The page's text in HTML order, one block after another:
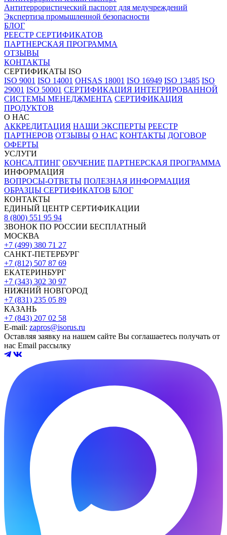
Антитеррористический паспорт для медучреждений
Экспертиза промышленной безопасности
БЛОГ
РЕЕСТР СЕРТИФИКАТОВ
ПАРТНЕРСКАЯ ПРОГРАММА
ОТЗЫВЫ
КОНТАКТЫ
СЕРТИФИКАТЫ ISO
ISO 9001 ISO 14001 OHSAS 18001 ISO 16949 ISO 13485 ISO
29001 ISO 50001 СЕРТИФИКАЦИЯ ИНТЕГРИРОВАННОЙ
СИСТЕМЫ МЕНЕДЖМЕНТА СЕРТИФИКАЦИЯ
ПРОДУКТОВ
О НАС
АККРЕДИТАЦИЯ НАШИ ЭКСПЕРТЫ РЕЕСТР
ПАРТНЕРОВ ОТЗЫВЫ О НАС КОНТАКТЫ ДОГОВОР
ОФЕРТЫ
УСЛУГИ
КОНСАЛТИНГ ОБУЧЕНИЕ ПАРТНЕРСКАЯ ПРОГРАММА
ИНФОРМАЦИЯ
ВОПРОСЫ-ОТВЕТЫ ПОЛЕЗНАЯ ИНФОРМАЦИЯ
ОБРАЗЦЫ СЕРТИФИКАТОВ БЛОГ
КОНТАКТЫ
ЕДИНЫЙ ЦЕНТР СЕРТИФИКАЦИИ
8 (800) 551 95 94
ЗВОНОК ПО РОССИИ БЕСПЛАТНЫЙ
МОСКВА
+7 (499) 380 71 27
САНКТ-ПЕТЕРБУРГ
+7 (812) 507 87 69
ЕКАТЕРИНБУРГ
+7 (343) 302 30 97
НИЖНИЙ НОВГОРОД
+7 (831) 235 05 89
КАЗАНЬ
+7 (843) 207 02 58
E-mail: zapros@isorus.ru
Оставляя заявку на нашем сайте Вы соглашаетесь получать от
нас Email рассылку